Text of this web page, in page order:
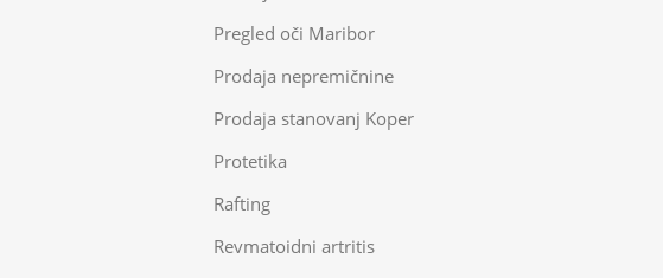
Pregled oči Maribor
Prodaja nepremičnine
Prodaja stanovanj Koper
Protetika
Rafting
Revmatoidni artritis